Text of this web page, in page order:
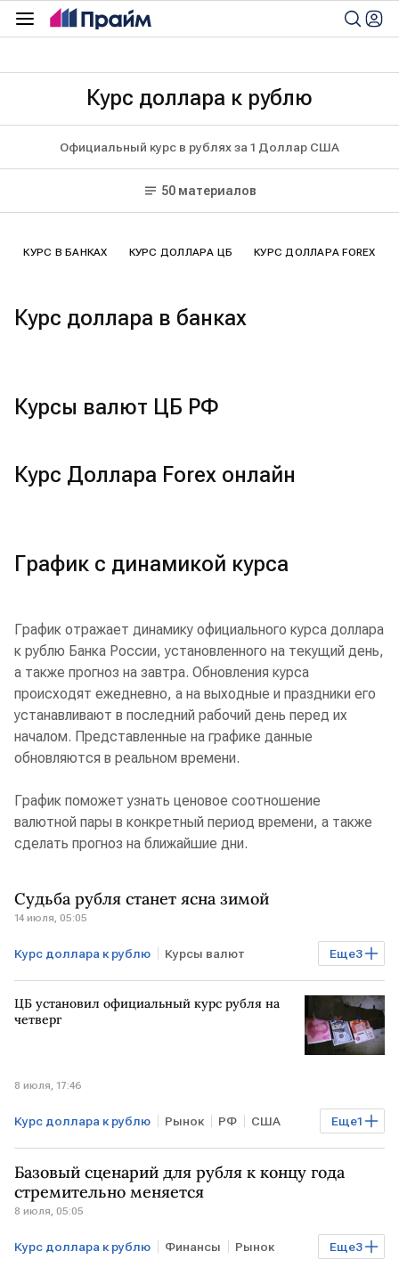
Курс доллара к рублю
Официальный курс в рублях за 1 Доллар США
50 материалов
КУРС В БАНКАХ КУРС ДОЛЛАРА ЦБ КУРС ДОЛЛАРА FOREX
Курс доллара в банках
Курсы валют ЦБ РФ
Курс Доллара Forex онлайн
График с динамикой курса
График отражает динамику официального курса доллара
к рублю Банка России, установленного на текущий день,
а также прогноз на завтра. Обновления курса
происходят ежедневно, а на выходные и праздники его
устанавливают в последний рабочий день перед их
началом. Представленные на графике данные
обновляются в реальном времени.
График поможет узнать ценовое соотношение
валютной пары в конкретный период времени, а также
сделать прогноз на ближайшие дни.
Судьба рубля станет ясна зимой
14 июля, 05:05
Еще3
Курс доллара к рублю Курсы валют
Финансы Рынок рубль Доллар США
ЦБ установил официальный курс рубля на
четверг
8 июля, 17:46
Еще1
Курс доллара к рублю Рынок РФ США
Курсы валют
Базовый сценарий для рубля к концу года
стремительно меняется
8 июля, 05:05
Еще3
Курс доллара к рублю Финансы Рынок